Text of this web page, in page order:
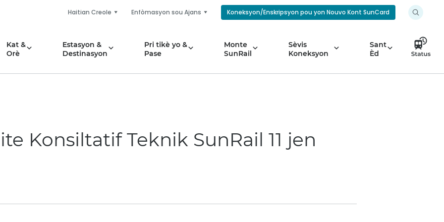
Haitian Creole Enfòmasyon sou Ajans Koneksyon/Enskripsyon pou yon Nouvo Kont SunCard
Kat &
Orè
Estasyon &
Destinasyon
Pri tikè yo &
Pase
Monte
SunRail
Sèvis
Koneksyon
Sant
Èd
Konsiltatif Teknik SunRail 11 jen